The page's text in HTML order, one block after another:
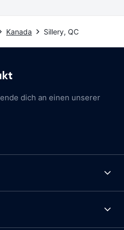
Kanada Sillery, QC
dich an einen unserer